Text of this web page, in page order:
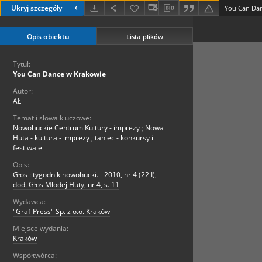
Ukryj szczegóły You Can
Opis obiektu Lista plików
Tytuł:
You Can Dance w Krakowie
Autor:
AŁ
Temat i słowa kluczowe:
Nowohuckie Centrum Kultury - imprezy ; Nowa
Huta - kultura - imprezy ; taniec - konkursy i
festiwale
Opis:
Głos : tygodnik nowohucki. - 2010, nr 4 (22 I),
dod. Głos Młodej Huty, nr 4, s. 11
Wydawca:
"Graf-Press" Sp. z o.o. Kraków
Miejsce wydania:
Kraków
Współtwórca: